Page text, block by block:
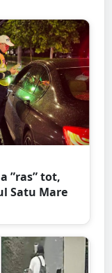
”ras” tot,
Satu Mare